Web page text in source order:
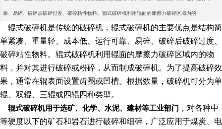
靠、易碎、破碎后破碎过度、破碎粘性物料。辊式破碎机利用辊面的摩擦力破碎区域内的
辊式破碎机是传统的破碎机，辊式破碎机的主要优点是结构简
单紧凑、重量轻、成本低、运行可靠、易碎、破碎后破碎过度、
破碎粘性物料。辊式破碎机利用辊面的摩擦力破碎区域内的物
料，并对其进行破碎或粉碎，从而制成破碎机。为了提高破碎效
果，通常在辊表面设置齿圈或凹槽。根据数量，破碎机可分为单
辊、双辊、三辊或四辊四种类型。
辊式破碎机用于选矿、化学、水泥、建材等工业部门 ，对各种中
等硬度以下的矿石和岩石进行破碎和细碎，广泛应用于煤炭、电